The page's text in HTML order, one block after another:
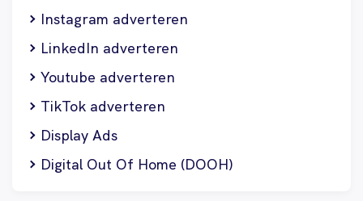
Instagram adverteren
LinkedIn adverteren
Youtube adverteren
TikTok adverteren
Display Ads
Digital Out Of Home (DOOH)